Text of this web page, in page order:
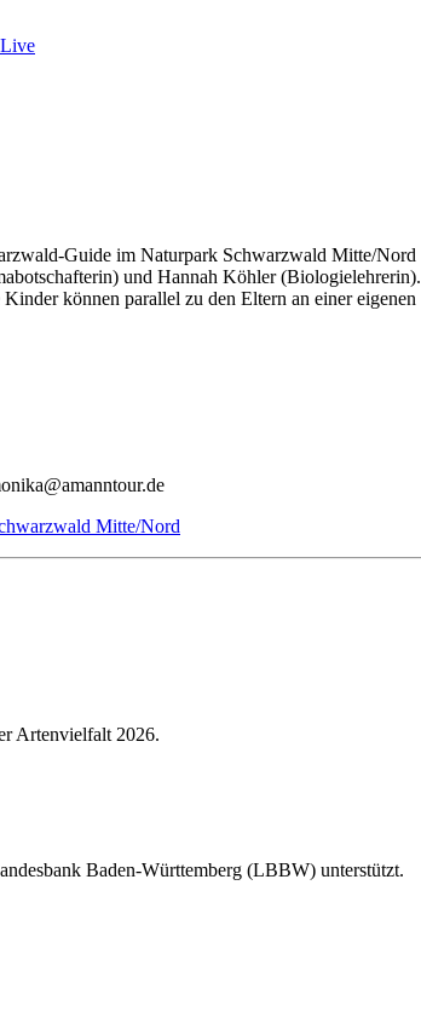
Guide im Naturpark Schwarzwald Mitte/Nord
und Hannah Köhler (Biologielehrerin).
können parallel zu den Eltern an einer eigenen
Mitte/Nord
Artenvielfalt 2026.
Baden-Württemberg (LBBW) unterstützt.